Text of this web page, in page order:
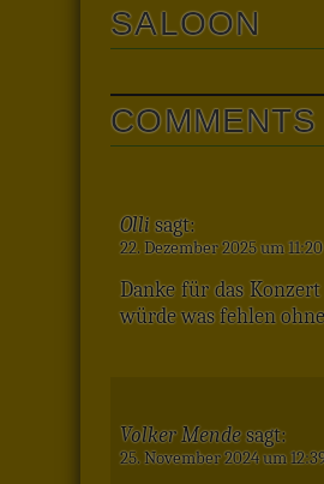
SALOON
COMMENTS
Ollisagt:
22. Dezember 2025 um
Danke für das
würde was fehlen
Volker Mendesagt:
25. November 2024 um